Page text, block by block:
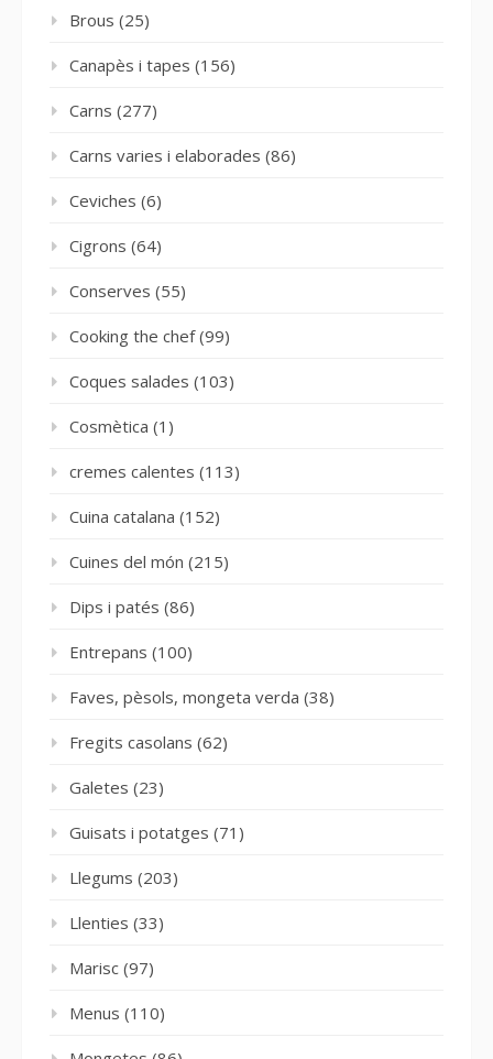
Brous (25)
Canapès i tapes (156)
Carns (277)
Carns varies i elaborades (86)
Ceviches (6)
Cigrons (64)
Conserves (55)
Cooking the chef(99)
Coques salades (103)
Cosmètica (1)
cremes calentes (113)
Cuina catalana (152)
Cuines del món (215)
Dips i patés (86)
Entrepans (100)
Faves, pèsols, mongeta verda (38)
Fregits casolans (62)
Galetes (23)
Guisats i potatges (71)
Llegums (203)
Llenties (33)
Marisc (97)
Menus (110)